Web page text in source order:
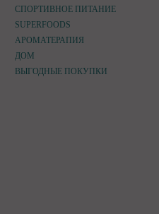
СПОРТИВНОЕ ПИТАНИЕ
SUPERFOODS
АРОМАТЕРАПИЯ
ДОМ
ВЫГОДНЫЕ ПОКУПКИ